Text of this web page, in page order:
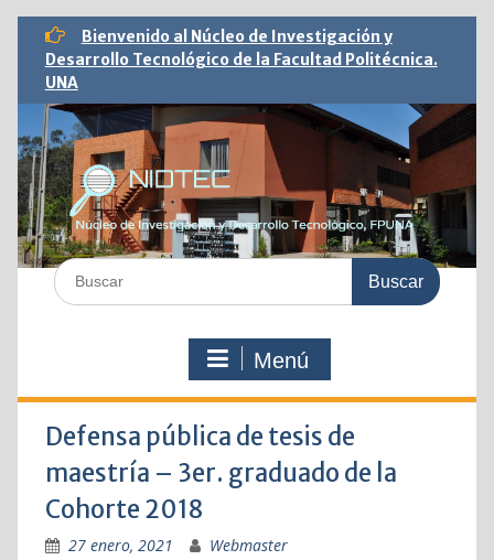
Saltar
contenido
Bienvenido al Núcleo de Investigación y
Desarrollo Tecnológico de la Facultad Politécnica.
UNA
Buscar:
Menú
Defensa pública de tesis de
maestría – 3er. graduado de la
Cohorte 2018
27 enero, 2021 Webmaster